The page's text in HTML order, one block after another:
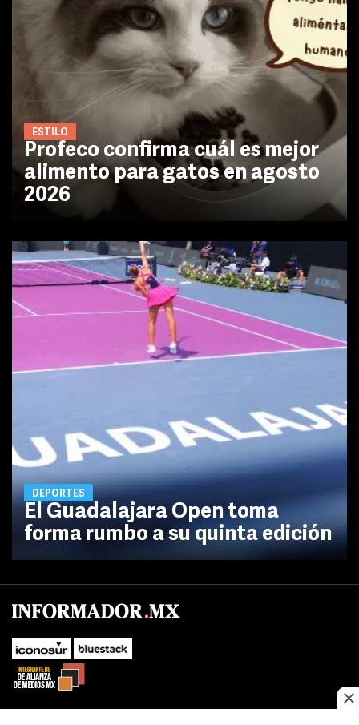
ESTILO
Profeco confirma cuál es mejor
alimento para gatos en agosto
2026
DEPORTES
El Guadalajara Open toma
forma rumbo a su quinta edición